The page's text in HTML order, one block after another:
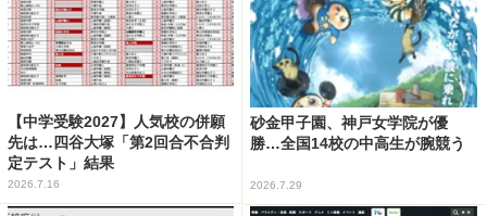
【中学受験2027】人気校の併願
先は…四谷大塚「第2回合不合判
定テスト」結果
2026.7.16
砂金甲子園、神戸女学院が優
勝…全国14校の中高生が腕競う
2026.7.29